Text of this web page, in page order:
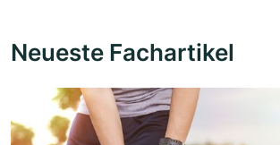
Neueste Fachartikel